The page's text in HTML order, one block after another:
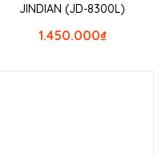
JINDIAN (JD-8300L)
₫
1.450.000